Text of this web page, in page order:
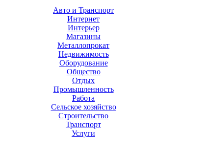
Авто и Транспорт
Интернет
Интерьер
Магазины
Металлопрокат
Недвижимость
Оборудование
Общество
Отдых
Промышленность
Работа
Сельское хозяйство
Строительство
Транспорт
Услуги